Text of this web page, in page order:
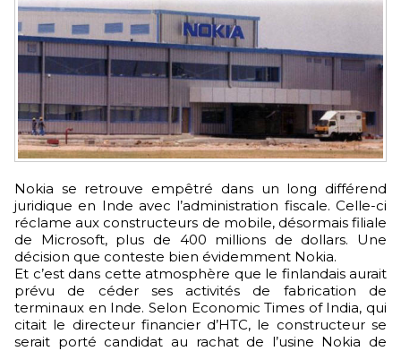
Nokia se retrouve empêtré dans un long différend
juridique en Inde avec l’administration fiscale. Celle-ci
réclame aux constructeurs de mobile, désormais filiale
de Microsoft, plus de 400 millions de dollars. Une
décision que conteste bien évidemment Nokia.
Et c’est dans cette atmosphère que le finlandais aurait
prévu de céder ses activités de fabrication de
terminaux en Inde. Selon Economic Times of India, qui
citait le directeur financier d’HTC, le constructeur se
serait porté candidat au rachat de l’usine Nokia de